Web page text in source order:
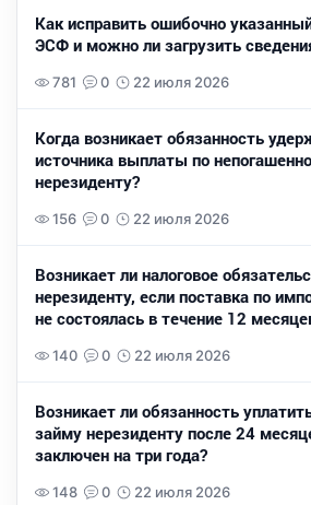
Как исправить ошибочно
ЭСФ и можно ли загрузить
781 0 22 июля 2026
Когда возникает обязанность
источника выплаты по
нерезиденту?
156 0 22 июля 2026
Возникает ли налоговое
нерезиденту, если поставка по
не состоялась в течение 12
140 0 22 июля 2026
Возникает ли обязанность
займу нерезиденту после 24
заключен на три года?
148 0 22 июля 2026